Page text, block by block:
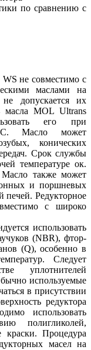
по сравнению с
не совместимо с
маслами на
допускается их
масла MOL Ultrans
его при
Масло может
конических
Срок службы
температуре ок.
также может
и поршневых
печей. Редукторное
с широко
использовать
(NBR), фтор-
(Q), особенно в
Следует
уплотнителей
используемые
в присутствии
редуктора
использовать
полигликолей,
краски. Процедура
масел на